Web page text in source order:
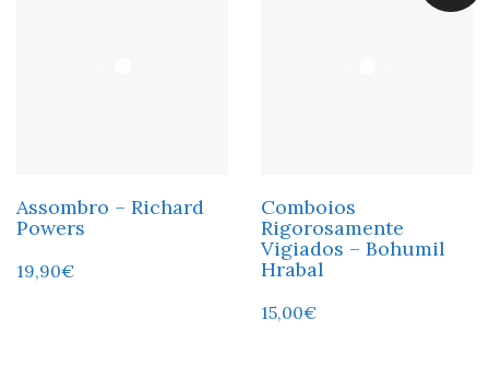
Assombro – Richard
Powers
19,90€
Comboios
Rigorosamente
Vigiados – Bohumil
Hrabal
15,00€